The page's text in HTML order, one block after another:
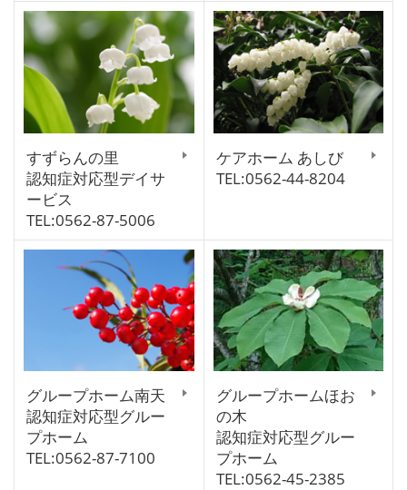
すずらんの里
認知症対応型デイサ
ービス
TEL:0562-87-5006
ケアホーム あしび
TEL:0562-44-8204
グループホーム南天
認知症対応型グルー
プホーム
TEL:0562-87-7100
グループホームほお
の木
認知症対応型グルー
プホーム
TEL:0562-45-2385